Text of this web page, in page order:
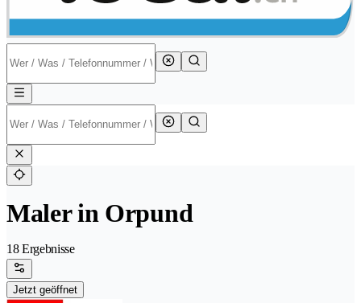
Maler in Orpund
18 Ergebnisse
Jetzt geöffnet